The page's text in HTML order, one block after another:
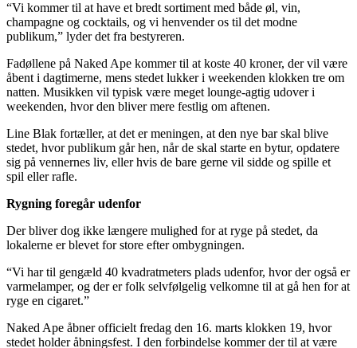
“Vi kommer til at have et bredt sortiment med både øl, vin,
champagne og cocktails, og vi henvender os til det modne
publikum,” lyder det fra bestyreren.
Fadøllene på Naked Ape kommer til at koste 40 kroner, der vil være
åbent i dagtimerne, mens stedet lukker i weekenden klokken tre om
natten. Musikken vil typisk være meget lounge-agtig udover i
weekenden, hvor den bliver mere festlig om aftenen.
Line Blak fortæller, at det er meningen, at den nye bar skal blive
stedet, hvor publikum går hen, når de skal starte en bytur, opdatere
sig på vennernes liv, eller hvis de bare gerne vil sidde og spille et
spil eller rafle.
Rygning foregår udenfor
Der bliver dog ikke længere mulighed for at ryge på stedet, da
lokalerne er blevet for store efter ombygningen.
“Vi har til gengæld 40 kvadratmeters plads udenfor, hvor der også er
varmelamper, og der er folk selvfølgelig velkomne til at gå hen for at
ryge en cigaret.”
Naked Ape åbner officielt fredag den 16. marts klokken 19, hvor
stedet holder åbningsfest. I den forbindelse kommer der til at være